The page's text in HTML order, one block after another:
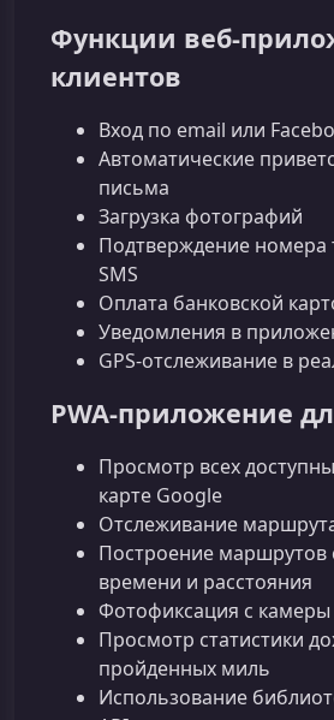
Функции
клиентов
Вход по email или
Автоматические
письма
Загрузка фотографий
Подтверждение номера
SMS
Оплата банковской
Уведомления в
GPS‑отслеживание в
PWA‑приложение
Просмотр всех
карте Google
Отслеживание
Построение маршрутов
времени и расстояния
Фотофиксация с камеры
Просмотр статистики
пройденных миль
Использование